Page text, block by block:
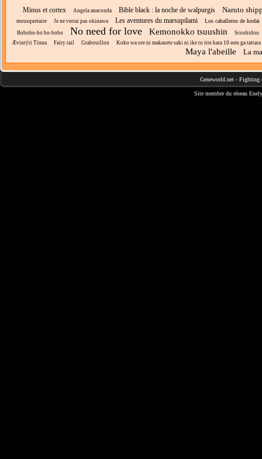
Minus et cortex Angela anaconda Bible black : la noche de walpurgis Naruto
mousquetaire Je ne verrai pas okinawa Les aventures du marsupilami Los caballeros de kodai
Bobobo-bo bo-bobo No need for love Kemonokko tsuushin
Scoubidou
Ævintýri Tinna
Fairy tail Grabouillon Koko wa ore ni makasete saki ni ike to itte kara 10-nen ga
Maya l'abeille La
Geneworld.net - Fighting
Site membre du réseau